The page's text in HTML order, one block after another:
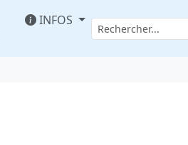
INFOS